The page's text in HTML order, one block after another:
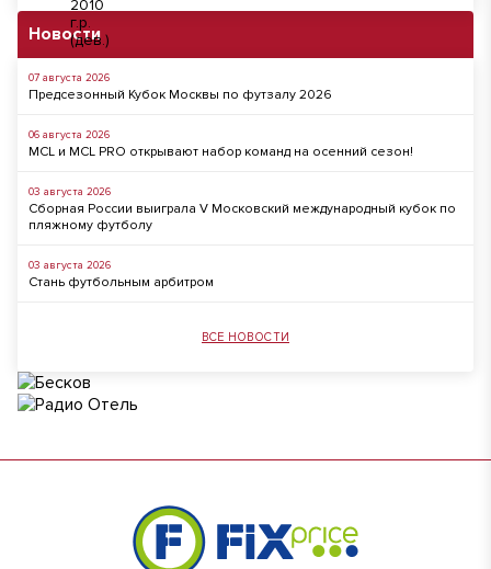
Новости
07 августа 2026
Предсезонный Кубок Москвы по футзалу 2026
06 августа 2026
MCL и MCL PRO открывают набор команд на осенний сезон!
03 августа 2026
Сборная России выиграла V Московский международный кубок по
пляжному футболу
03 августа 2026
Стань футбольным арбитром
ВСЕ НОВОСТИ